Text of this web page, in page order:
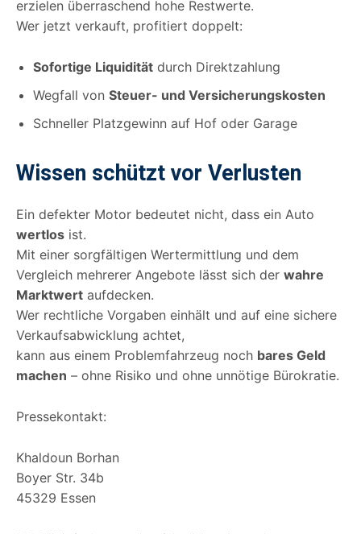
erzielen überraschend hohe Restwerte.
Wer jetzt verkauft, profitiert doppelt:
Sofortige Liquidität durch Direktzahlung
Wegfall von Steuer- und Versicherungskosten
Schneller Platzgewinn auf Hof oder Garage
Wissen schützt vor Verlusten
Ein defekter Motor bedeutet nicht, dass ein Auto
wertlos ist.
Mit einer sorgfältigen Wertermittlung und dem
Vergleich mehrerer Angebote lässt sich der wahre
Marktwert aufdecken.
Wer rechtliche Vorgaben einhält und auf eine sichere
Verkaufsabwicklung achtet,
kann aus einem Problemfahrzeug noch bares Geld
machen – ohne Risiko und ohne unnötige Bürokratie.
Pressekontakt:
Khaldoun Borhan
Boyer Str. 34b
45329 Essen